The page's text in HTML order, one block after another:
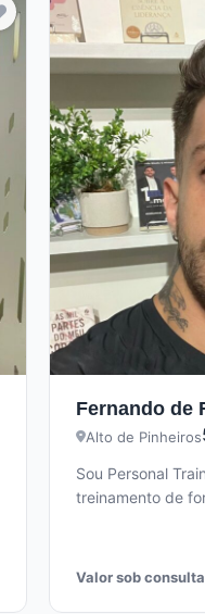
Fernando de
Alto de Pinheiros
Sou Personal
treinamento de
Valor sob consulta